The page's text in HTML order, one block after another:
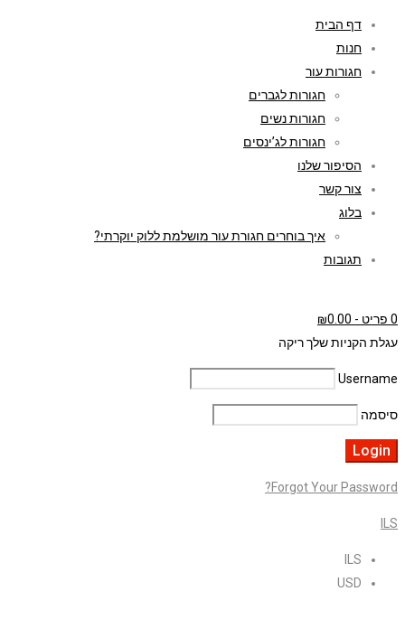
דף הבית
חנות
חגורות עור
חגורות לגברים
חגורות נשים
חגורות לג’ינסים
הסיפור שלנו
צור קשר
בלוג
איך בוחרים חגורת עור מושלמת ללוק יוקרתי?
תגובות
0 פריט -
₪0.00
עגלת הקניות שלך ריקה
Username
סיסמה
Forgot Your Password?
ILS
ILS
USD